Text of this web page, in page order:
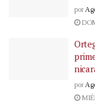
por
por